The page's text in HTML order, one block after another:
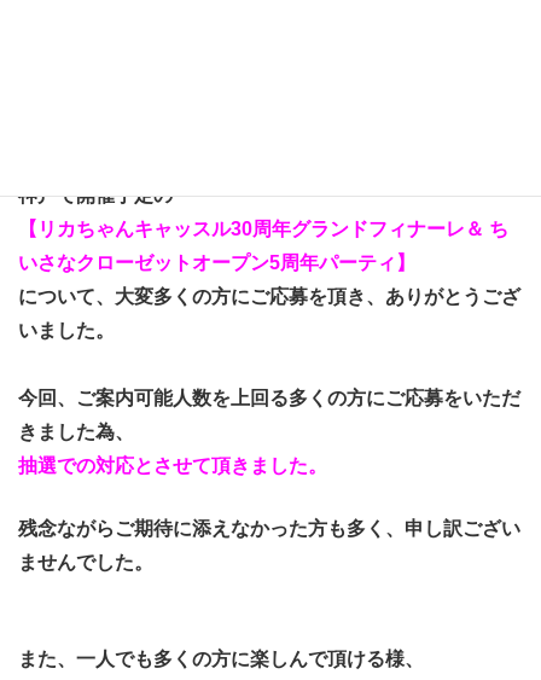
神戸で開催予定の
【リカちゃんキャッスル30周年グランドフィナーレ＆ ち
いさなクローゼットオープン5周年パーティ】
について、大変多くの方にご応募を頂き、ありがとうござ
いました。
今回、ご案内可能人数を上回る多くの方にご応募をいただ
きました為、
抽選での対応とさせて頂きました。
残念ながらご期待に添えなかった方も多く、 申し訳ござい
ませんでした。
また、一人でも多くの方に楽しんで頂ける様、